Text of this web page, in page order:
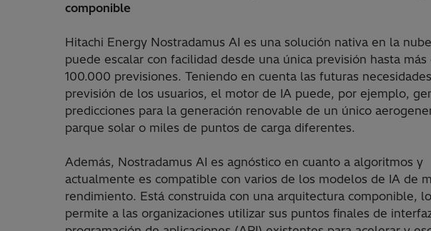
componible
Hitachi Energy Nostradamus AI es una solución nativa en la
puede escalar con facilidad desde una única previsión hasta más
100.000 previsiones. Teniendo en cuenta las futuras
previsión de los usuarios, el motor de IA puede, por ejemplo,
predicciones para la generación renovable de un único
parque solar o miles de puntos de carga diferentes.
Además, Nostradamus AI es agnóstico en cuanto a algoritmos y
actualmente es compatible con varios de los modelos de IA de
rendimiento. Está construida con una arquitectura componible,
permite a las organizaciones utilizar sus puntos finales de